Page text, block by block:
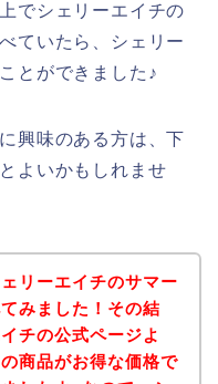
でシェリーエイチの
ていたら、シェリー
とができました♪
興味のある方は、下
よいかもしれませ
リーエイチのサマー
みました！その結
チの公式ページよ
商品がお得な価格で